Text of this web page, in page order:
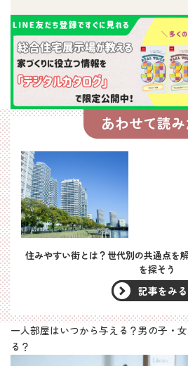
あわせて読
住みやすい街とは？世代別の共通点を
を探そう
記事をみる
一人部屋はいつから与える？男の子・
る？